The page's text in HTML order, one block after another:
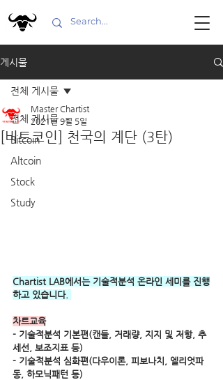
게시물
전체 게시물
Bitcoin
Altcoin
Stock
Study
전체 게시물
[비트코인] 천국의 계단 (3탄)
Master Chartist
2021년 9월 5일
Chartist LAB에서는 기술적분석 온라인 세미를 진행
하고 있습니다.
차트교육
- 기술적분석 기본편(캔들, 거래량, 지지 및 저항, 추
세선, 보조지표 등)
- 기술적분석 심화편(다우이론, 피보나치, 엘리엇파
동, 하모닉패턴 등)